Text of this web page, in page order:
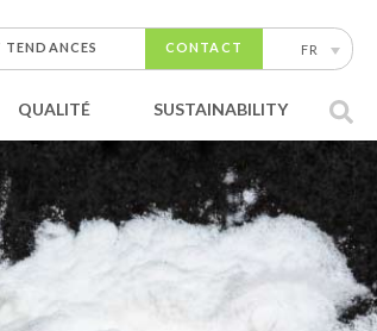
CONTACT FR
QUALITÉ SUSTAINABILITY